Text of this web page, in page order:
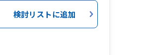
検討リストに追加